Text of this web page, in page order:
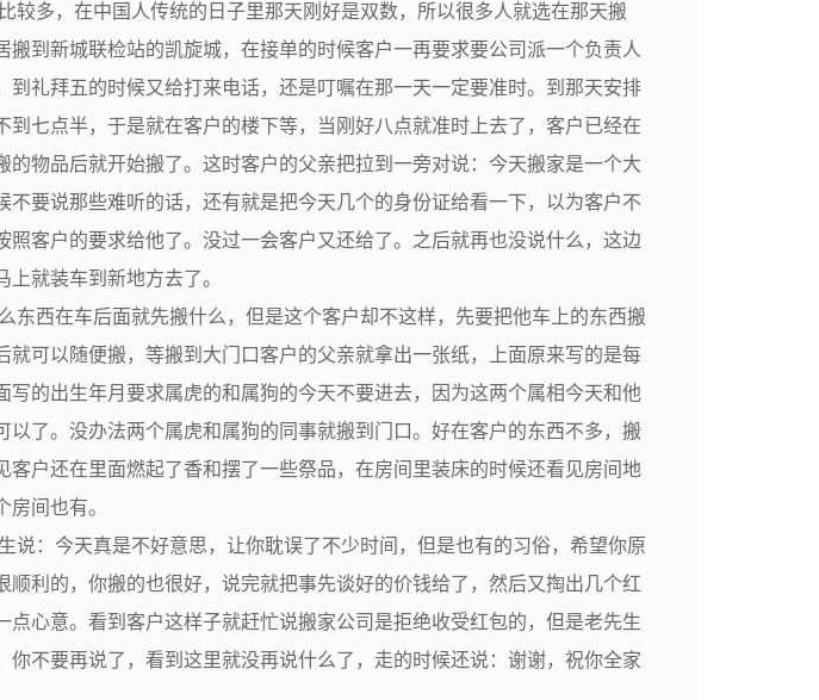
多，在中国人传统的日子里那天刚好是双数，所以很多人就选在那天搬
搬到新城联检站的凯旋城，在接单的时候客户一再要求要公司派一个负责人
到礼拜五的时候又给打来电话，还是叮嘱在那一天一定要准时。到那天安排
到七点半，于是就在客户的楼下等，当刚好八点就准时上去了，客户已经在
的物品后就开始搬了。这时客户的父亲把拉到一旁对说：今天搬家是一个大
不要说那些难听的话，还有就是把今天几个的身份证给看一下，以为客户不
照客户的要求给他了。没过一会客户又还给了。之后就再也没说什么，这边
就装车到新地方去了。
西在车后面就先搬什么，但是这个客户却不这样，先要把他车上的东西搬
就可以随便搬，等搬到大门口客户的父亲就拿出一张纸，上面原来写的是每
写的出生年月要求属虎的和属狗的今天不要进去，因为这两个属相今天和他
以了。没办法两个属虎和属狗的同事就搬到门口。好在客户的东西不多，搬
客户还在里面燃起了香和摆了一些祭品，在房间里装床的时候还看见房间地
房间也有。
：今天真是不好意思，让你耽误了不少时间，但是也有的习俗，希望你原
顺利的，你搬的也很好，说完就把事先谈好的价钱给了，然后又掏出几个红
点心意。看到客户这样子就赶忙说搬家公司是拒绝收受红包的，但是老先生
你不要再说了，看到这里就没再说什么了，走的时候还说：谢谢，祝你全家